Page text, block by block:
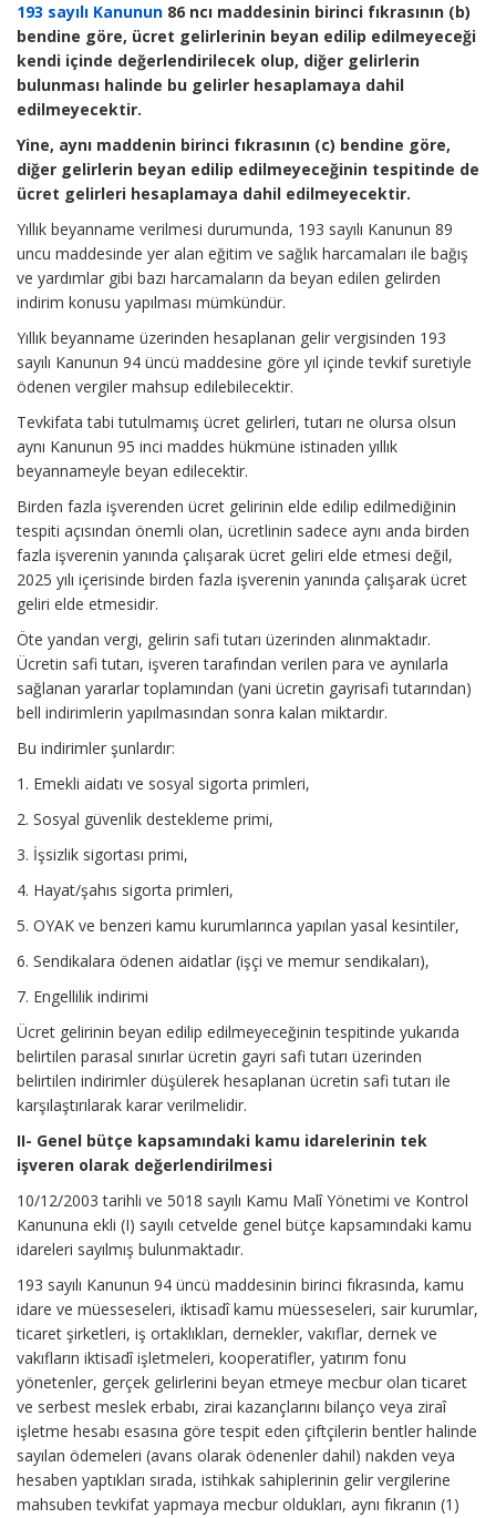
193 sayılı Kanunun 86 ncı maddesinin birinci fıkrasının (b)
bendine göre, ücret gelirlerinin beyan edilip edilmeyeceği
kendi içinde değerlendirilecek olup, diğer gelirlerin
bulunması halinde bu gelirler hesaplamaya dahil
edilmeyecektir.
Yine, aynı maddenin birinci fıkrasının (c) bendine göre,
diğer gelirlerin beyan edilip edilmeyeceğinin tespitinde de
ücret gelirleri hesaplamaya dahil edilmeyecektir.
Yıllık beyanname verilmesi durumunda, 193 sayılı Kanunun 89
uncu maddesinde yer alan eğitim ve sağlık harcamaları ile bağış
ve yardımlar gibi bazı harcamaların da beyan edilen gelirden
indirim konusu yapılması mümkündür.
Yıllık beyanname üzerinden hesaplanan gelir vergisinden 193
sayılı Kanunun 94 üncü maddesine göre yıl içinde tevkif suretiyle
ödenen vergiler mahsup edilebilecektir.
Tevkifata tabi tutulmamış ücret gelirleri, tutarı ne olursa olsun
aynı Kanunun 95 inci maddes hükmüne istinaden yıllık
beyannameyle beyan edilecektir.
Birden fazla işverenden ücret gelirinin elde edilip edilmediğinin
tespiti açısından önemli olan, ücretlinin sadece aynı anda birden
fazla işverenin yanında çalışarak ücret geliri elde etmesi değil,
2025 yılı içerisinde birden fazla işverenin yanında çalışarak ücret
geliri elde etmesidir.
Öte yandan vergi, gelirin safi tutarı üzerinden alınmaktadır.
Ücretin safi tutarı, işveren tarafından verilen para ve aynılarla
sağlanan yararlar toplamından (yani ücretin gayrisafi tutarından)
bell indirimlerin yapılmasından sonra kalan miktardır.
Bu indirimler şunlardır:
1. Emekli aidatı ve sosyal sigorta primleri,
2. Sosyal güvenlik destekleme primi,
3. İşsizlik sigortası primi,
4. Hayat/şahıs sigorta primleri,
5. OYAK ve benzeri kamu kurumlarınca yapılan yasal kesintiler,
6. Sendikalara ödenen aidatlar (işçi ve memur sendikaları),
7. Engellilik indirimi
Ücret gelirinin beyan edilip edilmeyeceğinin tespitinde yukarıda
belirtilen parasal sınırlar ücretin gayri safi tutarı üzerinden
belirtilen indirimler düşülerek hesaplanan ücretin safi tutarı ile
karşılaştırılarak karar verilmelidir.
II- Genel bütçe kapsamındaki kamu idarelerinin tek
işveren olarak değerlendirilmesi
10/12/2003 tarihli ve 5018 sayılı Kamu Malî Yönetimi ve Kontrol
Kanununa ekli (I) sayılı cetvelde genel bütçe kapsamındaki kamu
idareleri sayılmış bulunmaktadır.
193 sayılı Kanunun 94 üncü maddesinin birinci fıkrasında, kamu
idare ve müesseseleri, iktisadî kamu müesseseleri, sair kurumlar,
ticaret şirketleri, iş ortaklıkları, dernekler, vakıflar, dernek ve
vakıfların iktisadî işletmeleri, kooperatifler, yatırım fonu
yönetenler, gerçek gelirlerini beyan etmeye mecbur olan ticaret
ve serbest meslek erbabı, zirai kazançlarını bilanço veya ziraî
işletme hesabı esasına göre tespit eden çiftçilerin bentler halinde
sayılan ödemeleri (avans olarak ödenenler dahil) nakden veya
hesaben yaptıkları sırada, istihkak sahiplerinin gelir vergilerine
mahsuben tevkifat yapmaya mecbur oldukları, aynı fıkranın (1)